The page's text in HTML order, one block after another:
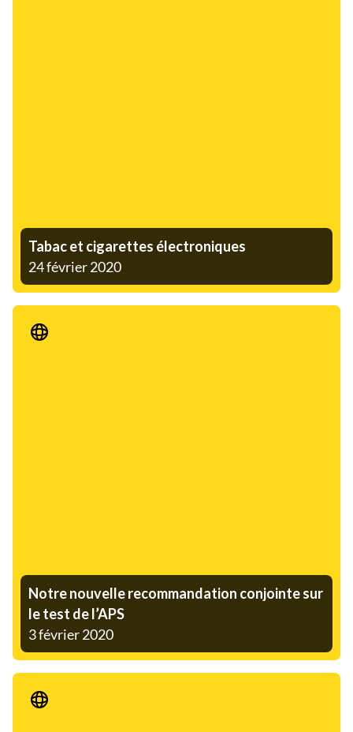
Tabac et cigarettes électroniques
24 février 2020
Communiqué de presse
Notre nouvelle recommandation conjointe sur
le test de l’APS
3 février 2020
Communiqué de presse